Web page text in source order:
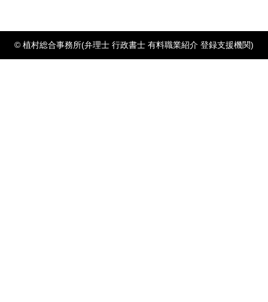
© 植村総合事務所(弁理士 行政書士 有料職業紹介 登録支援機関)